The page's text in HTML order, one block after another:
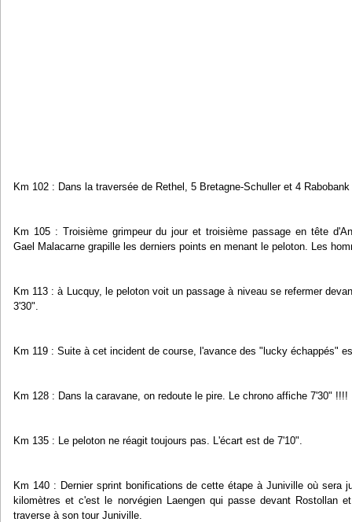
Km 102 : Dans la traversée de Rethel, 5 Bretagne-Schuller et 4
Km 105 : Troisième grimpeur du jour et troisième passage en tête
Gael Malacarne grapille les derniers points en menant le peloton. Les
Km 113 : à Lucquy, le peloton voit un passage à niveau se refermer
3'30".
Km 119 : Suite à cet incident de course, l'avance des "lucky échappés"
Km 128 : Dans la caravane, on redoute le pire. Le chrono affiche 7'30" !!!!
Km 135 : Le peloton ne réagit toujours pas. L'écart est de 7'10".
Km 140 : Dernier sprint bonifications de cette étape à Juniville où sera
kilomètres et c'est le norvégien Laengen qui passe devant Rostollan
traverse à son tour Juniville.